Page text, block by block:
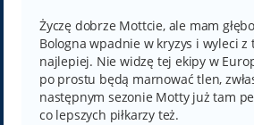
Życzę dobrze Mottcie, ale mam
Bologna wpadnie w kryzys i wyleci z
najlepiej. Nie widzę tej ekipy w
po prostu będą marnować tlen,
następnym sezonie Motty już tam
co lepszych piłkarzy też.